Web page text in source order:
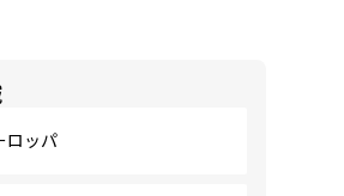
ロッパ